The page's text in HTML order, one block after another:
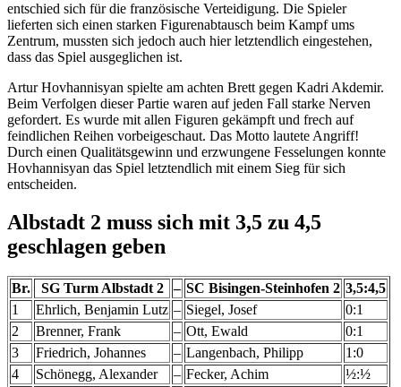
entschied sich für die französische Verteidigung. Die Spieler
lieferten sich einen starken Figurenabtausch beim Kampf ums
Zentrum, mussten sich jedoch auch hier letztendlich eingestehen,
dass das Spiel ausgeglichen ist.
Artur Hovhannisyan spielte am achten Brett gegen Kadri Akdemir.
Beim Verfolgen dieser Partie waren auf jeden Fall starke Nerven
gefordert. Es wurde mit allen Figuren gekämpft und frech auf
feindlichen Reihen vorbeigeschaut. Das Motto lautete Angriff!
Durch einen Qualitätsgewinn und erzwungene Fesselungen konnte
Hovhannisyan das Spiel letztendlich mit einem Sieg für sich
entscheiden.
Albstadt 2 muss sich mit 3,5 zu 4,5
geschlagen geben
Br. SG Turm Albstadt 2 – SC Bisingen-Steinhofen 2 3,5:4,5
1
Ehrlich, Benjamin Lutz – Siegel, Josef
0:1
2
Brenner, Frank – Ott, Ewald
0:1
3
Friedrich, Johannes – Langenbach, Philipp
1:0
4
Schönegg, Alexander – Fecker, Achim
½:½